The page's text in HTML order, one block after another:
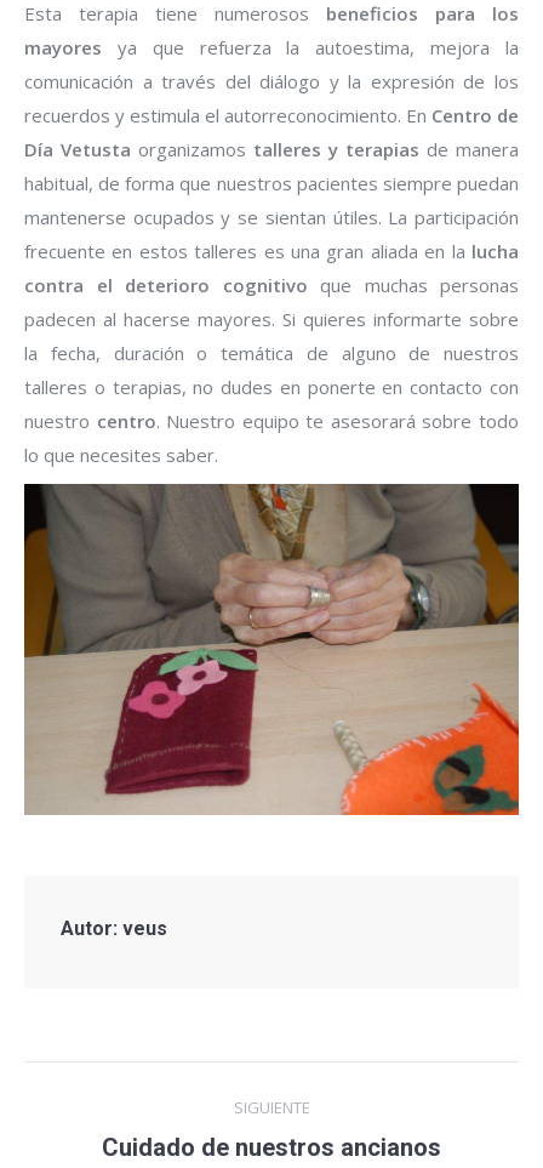
Esta terapia tiene numerosos beneficios para los
mayores ya que refuerza la autoestima, mejora la
comunicación a través del diálogo y la expresión de los
recuerdos y estimula el autorreconocimiento. En Centro de
Día Vetusta organizamos talleres y terapias de manera
habitual, de forma que nuestros pacientes siempre puedan
mantenerse ocupados y se sientan útiles. La participación
frecuente en estos talleres es una gran aliada en la lucha
contra el deterioro cognitivo que muchas personas
padecen al hacerse mayores. Si quieres informarte sobre
la fecha, duración o temática de alguno de nuestros
talleres o terapias, no dudes en ponerte en contacto con
nuestro centro. Nuestro equipo te asesorará sobre todo
lo que necesites saber.
Autor: veus
entre
SIGUIENTE
Entrada
Cuidado de nuestros ancianos